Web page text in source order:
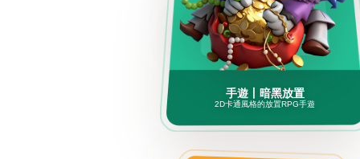
手遊丨暗黑放置
2D卡通風格的放置RPG手遊